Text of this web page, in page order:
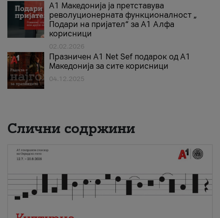
А1 Македонија ја претставува
револуционерната функционалност „
Подари на пријател“ за А1 Алфа
корисници
02.02.2026
Празничен A1 Net Sеf подарок од А1
Македонија за сите корисници
04.12.2025
Слични содржини